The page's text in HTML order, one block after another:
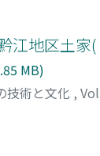
江地区土家
MB)
技術と文化 ,